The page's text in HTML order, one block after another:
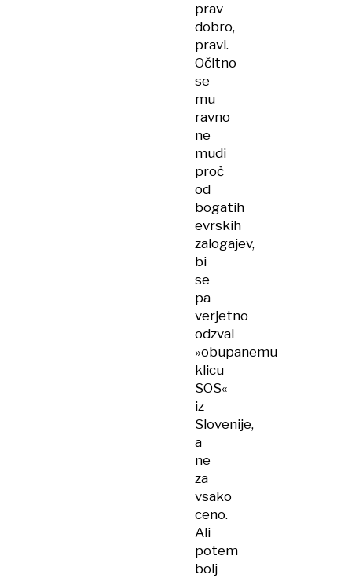
prav
dobro,
pravi.
Očitno
se
mu
ravno
ne
mudi
proč
od
bogatih
evrskih
zalogajev,
bi
se
pa
verjetno
odzval
»obupanemu
klicu
SOS«
iz
Slovenije,
a
ne
za
vsako
ceno.
Ali
potem
bolj